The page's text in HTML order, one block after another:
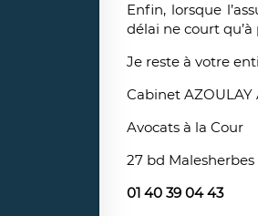
Enfin, lorsque
délai ne court
Je reste à votre
Cabinet AZOULAY
Avocats à la Cour
27 bd
01 40 39 04 43